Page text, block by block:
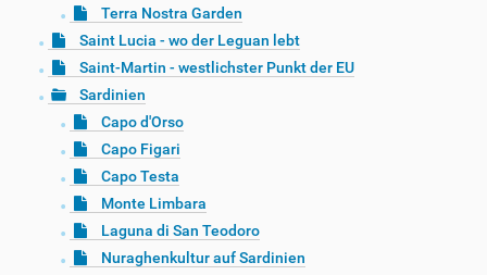
Terra Nostra Garden
Saint Lucia - wo der Leguan lebt
Saint-Martin - westlichster Punkt der EU
Sardinien
Capo d'Orso
Capo Figari
Capo Testa
Monte Limbara
Laguna di San Teodoro
Nuraghenkultur auf Sardinien